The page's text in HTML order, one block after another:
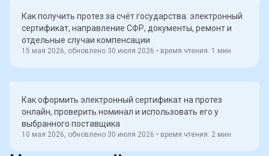
Как получить протез за счёт государства: электронный
сертификат, направление СФР, документы, ремонт и
отдельные случаи компенсации
15 мая 2026, обновлено 30 июля 2026 • время чтения: 1 мин
Как оформить электронный сертификат на протез
онлайн, проверить номинал и использовать его у
выбранного поставщика
10 мая 2026, обновлено 30 июля 2026 • время чтения: 2 мин